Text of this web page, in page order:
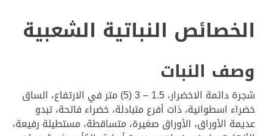
الخصائص النباتية الشعبية
وصف النبات
شجرة دائمة الاخضرار، 1.5 – 3 (5) متر في الارتفاع، الساق
خضراء اسطوانية، ذات أفرع متبادلة، خضراء فاتحة، تبدو
عديمة الأوراق، الأوراق صغيرة، متساقطة، مستطيلة رفيعة،